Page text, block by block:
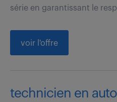
série en garantissant le
voir l'offre
technicien en